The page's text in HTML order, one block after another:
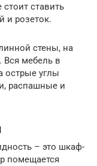
ставить
и розеток.
стены, на
Вся мебель в
острые углы
распашные и
– это шкаф-
помещается